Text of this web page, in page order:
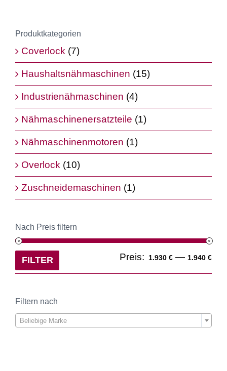
Produktkategorien
Coverlock (7)
Haushaltsnähmaschinen (15)
Industrienähmaschinen (4)
Nähmaschinenersatzteile (1)
Nähmaschinenmotoren (1)
Overlock (10)
Zuschneidemaschinen (1)
Nach Preis filtern
FILTER Preis: 1.930 € — 1.940 €
Filtern nach
Beliebige Marke